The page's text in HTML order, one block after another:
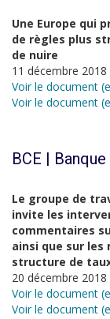
Une Europe qui
de règles plus
de nuire
11 décembre 2018
Voir le document
Voir le document
BCE |
Le groupe de
invite les
commentaires
ainsi que sur les
structure de
20 décembre 2018
Voir le document
Voir le document